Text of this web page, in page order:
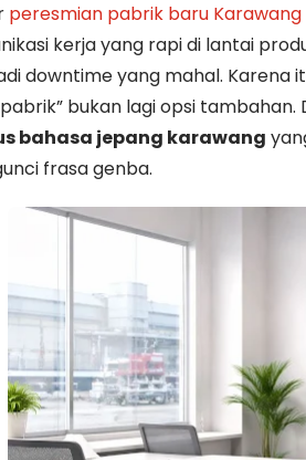
peresmian pabrik baru
kerja yang rapi di lantai
downtime yang mahal. Karena
bukan lagi opsi
bahasa jepang karawang
frasa genba.